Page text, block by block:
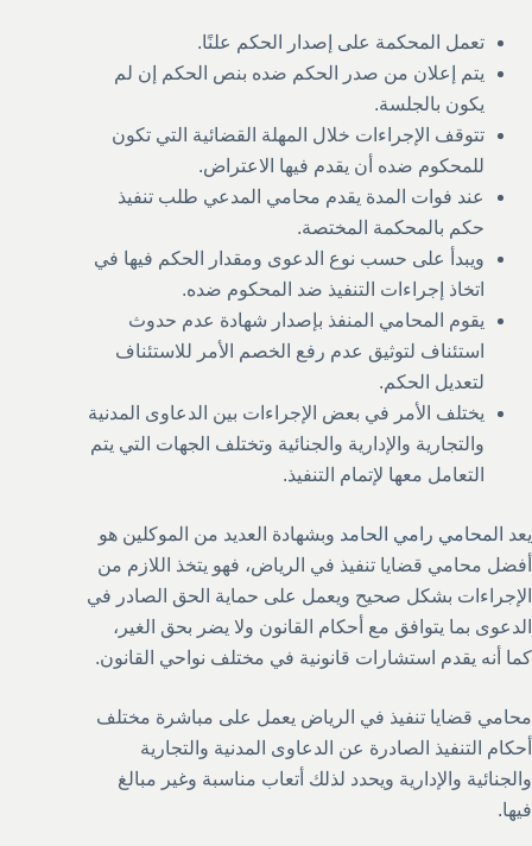
تعمل المحكمة على إصدار الحكم علنًا.
يتم إعلان من صدر الحكم ضده بنص الحكم إن لم
يكون بالجلسة.
تتوقف الإجراءات خلال المهلة القضائية التي تكون
للمحكوم ضده أن يقدم فيها الاعتراض.
عند فوات المدة يقدم محامي المدعي طلب تنفيذ
حكم بالمحكمة المختصة.
ويبدأ على حسب نوع الدعوى ومقدار الحكم فيها في
اتخاذ إجراءات التنفيذ ضد المحكوم ضده.
يقوم المحامي المنفذ بإصدار شهادة عدم حدوث
استئناف لتوثيق عدم رفع الخصم الأمر للاستئناف
لتعديل الحكم.
يختلف الأمر في بعض الإجراءات بين الدعاوى المدنية
والتجارية والإدارية والجنائية وتختلف الجهات التي يتم
التعامل معها لإتمام التنفيذ.
يعد المحامي رامي الحامد وبشهادة العديد من الموكلين هو
أفضل محامي قضايا تنفيذ في الرياض، فهو يتخذ اللازم من
الإجراءات بشكل صحيح ويعمل على حماية الحق الصادر في
الدعوى بما يتوافق مع أحكام القانون ولا يضر بحق الغير،
كما أنه يقدم استشارات قانونية في مختلف نواحي القانون.
محامي قضايا تنفيذ في الرياض يعمل على مباشرة مختلف
أحكام التنفيذ الصادرة عن الدعاوى المدنية والتجارية
والجنائية والإدارية ويحدد لذلك أتعاب مناسبة وغير مبالغ
فيها.